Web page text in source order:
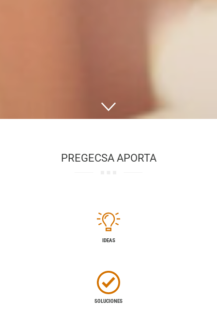
PREGECSA APORTA
IDEAS
SOLUCIONES